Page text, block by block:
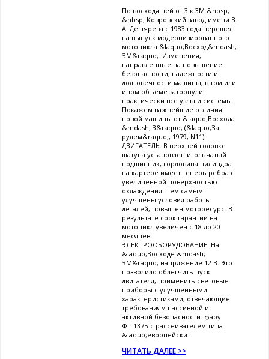
По восходящей от 3 к 3М &nbsp;
&nbsp; Ковровский завод имени В.
А. Дегтярева с 1983 года перешел
на выпуск модернизированного
мотоцикла &laquo;Восход&mdash;
ЗМ&raquo;. Изменения,
направленные на повышение
безопасности, надежности и
долговечности машины, в том или
ином объеме затронули
практически все узлы и системы.
Покажем важнейшие отличия
новой машины от &laquo;Восхода
&mdash; 3&raquo; (&laquo;За
рулем&raquo;, 1979, N11).
ДВИГАТЕЛЬ. В верхней головке
шатуна установлен игольчатый
подшипник, горловина цилиндра
на картере имеет теперь ребра с
увеличенной поверхностью
охлаждения. Тем самым
улучшены условия работы
деталей, повышен моторесурс. В
результате срок гарантии на
мотоцикл увеличен с 18 до 20
месяцев.
ЭЛЕКТРООБОРУДОВАНИЕ. На
&laquo;Восходе &mdash;
ЗМ&raquo; напряжение 12 В. Это
позволило облегчить пуск
двигателя, применить световые
приборы с улучшенными
характеристиками, отвечающие
требованиям пассивной и
активной безопасности: фару
ФГ-137Б с рассеивателем типа
&laquo;европейски...
ЧИТАТЬ ДАЛЕЕ >>